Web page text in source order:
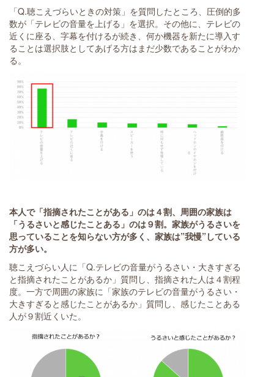
「Q.聴こえづらいときの対策」を質問したところ、圧倒的多
数が「テレビの音量を上げる」を選択。その他に、テレビの
近くに座る、字幕を付けるが続き、何か機器を新たに導入す
ることは選択肢としてあげる方はまだ少数であることがわか
る。
本人で「指摘されたことがある」のは４割、 周囲の家族は
「うるさいと感じたことある」のは９割。 家族がうるさいを
思っていることを知らない方が多く、家族は”我慢”している
方が多い。
聴こえづらい人に「Q.テレビの音量がうるさい・大きすぎる
と指摘されたことがあるか」質問し、指摘された人は４割程
度。一方で周囲の家族に「家族のテレビの音量がうるさい・
大きすぎると感じたことがあるか」質問し、感じたことある
人が９割近くいた。